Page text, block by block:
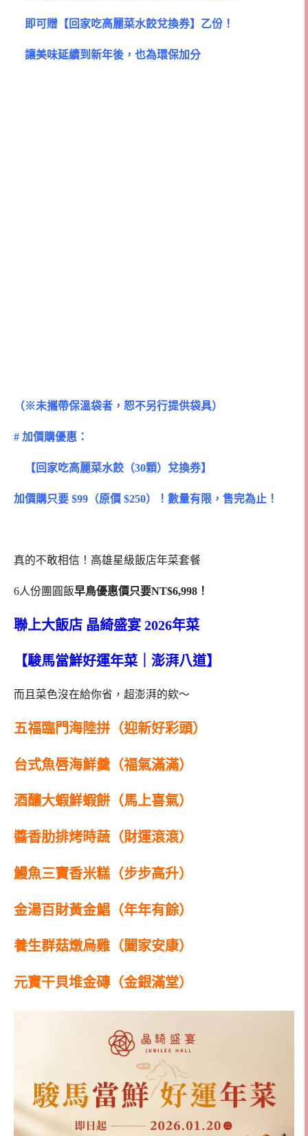
即可贈【回家吃高麗菜水餃兌換券】乙份！
讓美味延續到新年後，也為環保加分
（※未攜帶保溫袋者，恕不另行提供袋具）
# 加價購優惠：
【回家吃高麗菜水餃（30顆）兌換券】
加價購只要 $99（原價 $250）！數量有限，售完為止！
真的不敢相信！高雄星級飯店年菜套餐
6人份團圓飯早鳥優惠價只要NT$6,998！
聯上大飯店 晶綺盛宴 2026年菜
【駿馬當鮮好運年菜｜澎湃八道】
而且菜色沒在給你省，超澎湃的欸～
五福臨門海陸拼（迎新好彩頭）
台式魚唇海鮮羹（福氣滿滿）
酒釀大蝦鮮蝦餅（馬上喜氣）
醬香肋排烤時蔬（財運滾滾）
鰻魚三寶香米糕（步步高升）
金湯百財黃金鯧（年年有餘）
養生群菇燉烏雞（闔家安康）
元寶干貝堆金磚（金銀滿堂）